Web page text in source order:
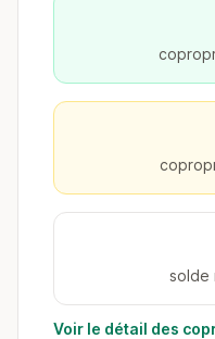
solde
Voir le détail des